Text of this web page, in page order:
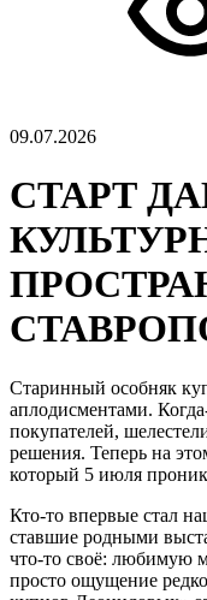
09.07.2026
СТАРТ
Старинный особняк
аплодисментами.
покупателей,
решения. Теперь на
который 5 июля
Кто-то впервые стал
ставшие родными
что-то своё: любимую
просто ощущение